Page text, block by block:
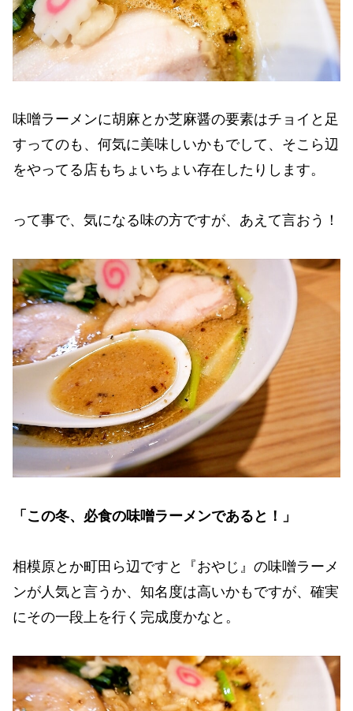
味噌ラーメンに胡麻とか芝麻醤の要素はチョイと足
すってのも、何気に美味しいかもでして、そこら辺
をやってる店もちょいちょい存在したりします。
って事で、気になる味の方ですが、あえて言おう！
「この冬、必食の味噌ラーメンであると！」
相模原とか町田ら辺ですと『おやじ』の味噌ラーメ
ンが人気と言うか、知名度は高いかもですが、確実
にその一段上を行く完成度かなと。